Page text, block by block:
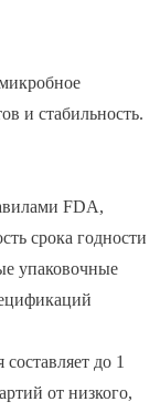
и стабильность.
FDA,
срока годности
упаковочные
до 1
от низкого,